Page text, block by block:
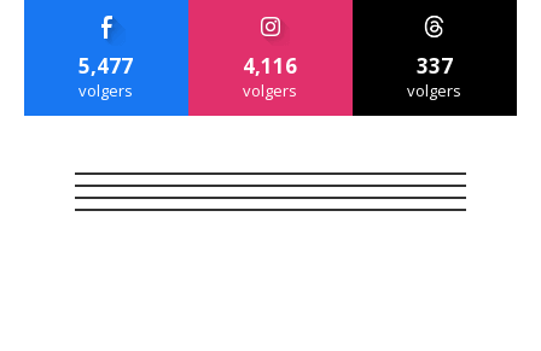
5,477
volgers
4,116
volgers
337
volgers